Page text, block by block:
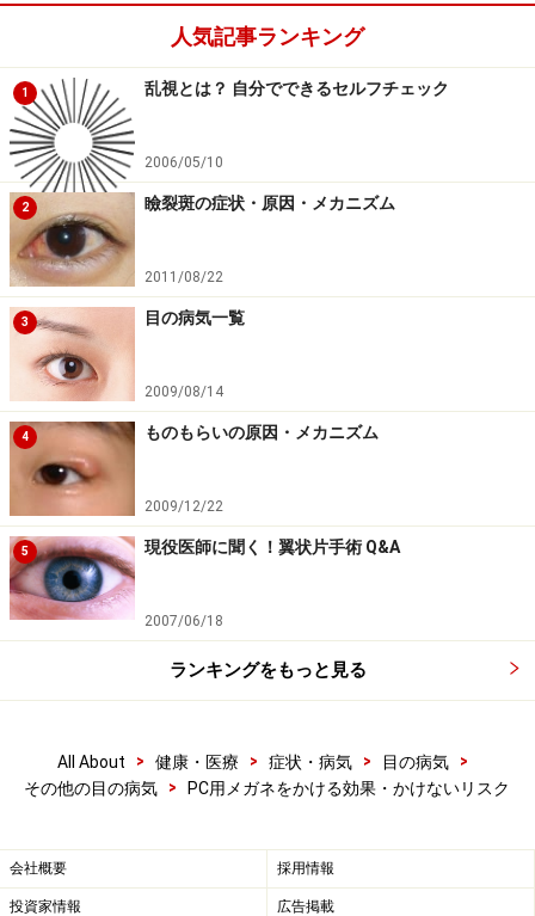
われる中心性漿液性網脈絡膜症（ちゅうしんせいし
ょうえきせいもうみゃくらくまくしょう）
どれも本質的には体質が原因ですが、現代人のパソコン
の使いすぎ、テレビの見すぎによる光の増加が関係して
いることを100％否定できる医師はだれもいないでしょ
う。個人的には、特にパソコンの悪影響は非常に高いの
ではないかと見ています。現代は、目にとってものすご
く不健康な時代であるわけです。
PC用メガネ（ブルーカットグラス）ででき
る目の保護
体質は変えられませんから、その予防、なってしまった
人はその改善のために工夫しましょう。一番よいのはパ
ソコンやテレビを見ないことですが、なかなか難しいの
が現実。普段からできる対策として一番簡単で安上がり
な方法が、PC用メガネで眼を保護する方法です。
冒頭で書いたような患者さんたちの治療ですが、どうす
るかと考えた時、仕事を休ませるわけにもいかず、点眼
にはPC用メガネが売られていませんでしたので、私と同
労、目の疲れ軽減、予防用の眼鏡（アイプロテクション
グラス）を作りました
人気記事ランキング
1 乱視とは？ 自分でできるセルフチェック
2006/05/10
2 瞼裂斑の症状・原因・メカニズム
2011/08/22
3 目の病気一覧
2009/08/14
4 ものもらいの原因・メカニズム
2009/12/22
5 現役医師に聞く！翼状片手術 Q&A
2007/06/18
ランキングをもっと見る
All About > 健康・医療 > 症状・病気 > 目の病気
>
その他の目の病気
> PC用メガネをかける効果・かけないリスク
会社概要 採用情報
投資家情報 広告掲載